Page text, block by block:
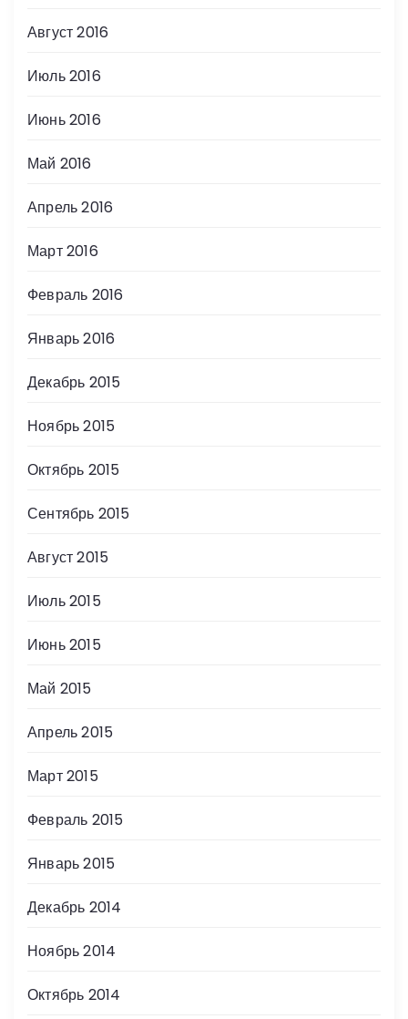
Август 2016
Июль 2016
Июнь 2016
Май 2016
Апрель 2016
Март 2016
Февраль 2016
Январь 2016
Декабрь 2015
Ноябрь 2015
Октябрь 2015
Сентябрь 2015
Август 2015
Июль 2015
Июнь 2015
Май 2015
Апрель 2015
Март 2015
Февраль 2015
Январь 2015
Декабрь 2014
Ноябрь 2014
Октябрь 2014